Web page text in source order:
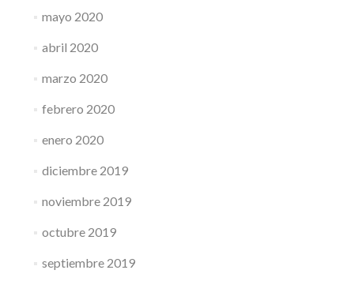
mayo 2020
abril 2020
marzo 2020
febrero 2020
enero 2020
diciembre 2019
noviembre 2019
octubre 2019
septiembre 2019